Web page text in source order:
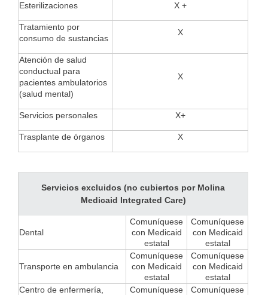
Esterilizaciones X +
Tratamiento por
consumo de sustancias
X
Atención de salud
conductual para
pacientes ambulatorios
(salud mental)
X
Servicios personales X+
Trasplante de órganos X
Servicios excluidos (no cubiertos por Molina
Medicaid Integrated Care)
Dental
Comuníquese
con Medicaid
estatal
Comuníquese
con Medicaid
estatal
Transporte en ambulancia
Comuníquese
con Medicaid
estatal
Comuníquese
con Medicaid
estatal
Centro de enfermería,
Comuníquese
Comuníquese